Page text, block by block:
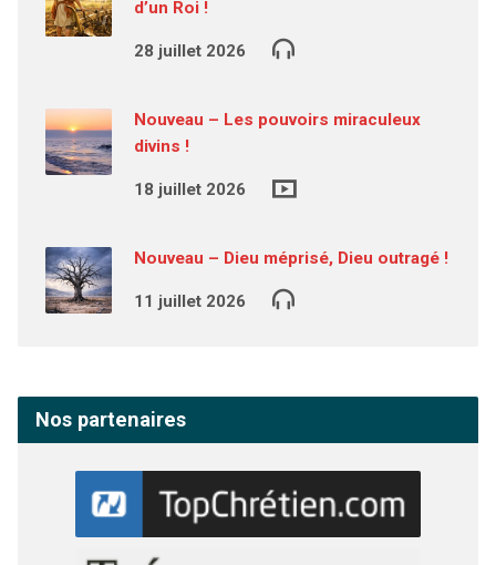
d’un Roi !
28 juillet 2026
Nouveau – Les pouvoirs miraculeux
divins !
18 juillet 2026
Nouveau – Dieu méprisé, Dieu outragé !
11 juillet 2026
Nos partenaires